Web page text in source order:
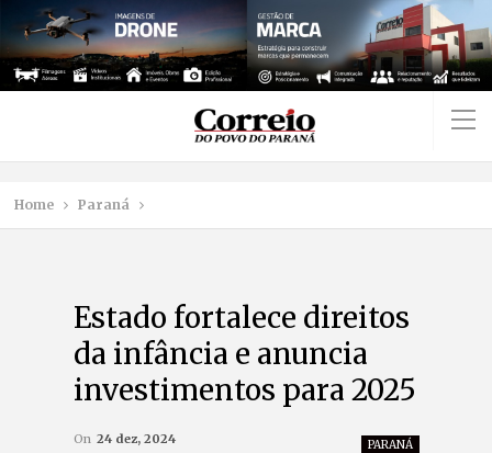
Home Paraná
Estado fortalece direitos
da infância e anuncia
investimentos para 2025
PARANÁ
On 24 dez, 2024